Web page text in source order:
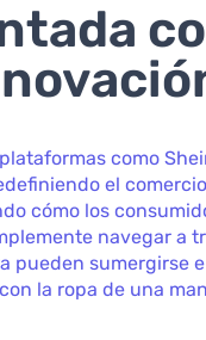
como
el
cómo los
navegar a
pueden sumergirse
la ropa de una